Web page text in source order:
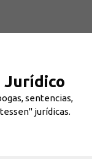
Jurídico
sentencias,
jurídicas.